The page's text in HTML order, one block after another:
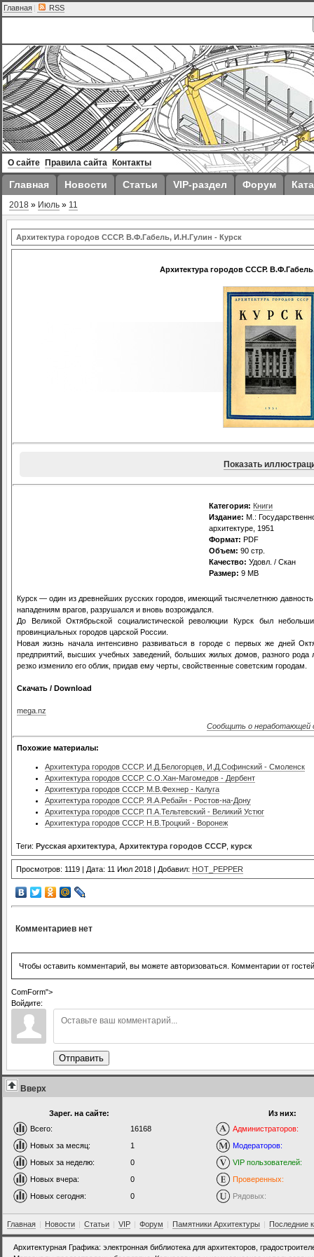
Главная | RSS
О сайте Правила сайта Контакты
Главная Новости Статьи VIP-раздел Форум
2018 » Июль » 11
Архитектура городов СССР. В.Ф.Габель, И.Н.Гулин - Курск
Архитектура городов СССР.
Показать
Категория: Книги
Издание: М.:
архитектуре, 1951
Формат: PDF
Объем: 90 стр.
Качество: Удовл. / Скан
Размер: 9 MB
Курск — один из древнейших русских городов, имеющий тысячелетнюю
нападениям врагов, разрушался и вновь возрождался.
До Великой Октябрьской социалистической революции Курск был
провинциальных городов царской России.
Новая жизнь начала интенсивно развиваться в городе с первых же дней
предприятий, высших учебных заведений, больших жилых домов, разного рода
резко изменило его облик, придав ему черты, свойственные советским городам.
Скачать / Download
mega.nz
Сообщить о неработающей
Похожие материалы:
Архитектура городов СССР. И.Д.Белогорцев, И.Д.Софинский - Смоленск
Архитектура городов СССР. С.О.Хан-Магомедов - Дербент
Архитектура городов СССР. М.В.Фехнер - Калуга
Архитектура городов СССР. Я.А.Ребайн - Ростов-на-Дону
Архитектура городов СССР. П.А.Тельтевский - Великий Устюг
Архитектура городов СССР. Н.В.Троцкий - Воронеж
Теги: Русская архитектура Архитектура городов СССР курск
Просмотров: 1119 | Дата: 11 Июл 2018 | Добавил: HOT_PEPPER
Комментариев нет
Чтобы оставить комментарий, вы можете авторизоваться. Комментарии от
ComForm">
Войдите:
Отправить
Вверх
Зарег. на сайте:
Всего:
16168
Новых за месяц:
1
Новых за неделю:
0
Новых вчера:
0
Новых сегодня:
0
Из них:
Администраторов:
Модераторов:
VIP пользователей:
Проверенных:
Рядовых:
Главная | Новости | Статьи | VIP | Форум | Памятники Архитектуры | Последние
Архитектурная Графика: электронная библиотека для архитекторов,